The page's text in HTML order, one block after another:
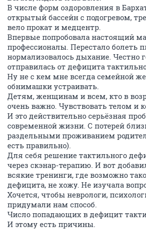
В числе форм оздоровления в
открытый бассейн с подогревом,
вело прокат и медцентр.
Впервые попробовала настоящий
профессионалы. Перестало болеть
нормализовалось дыхание. Честно
отправилась от дефицита
Ну не с кем мне всегда семейной
обнимашки устраивать.
Детям, женщинам и всем, кто в
очень важно. Чувствовать телом и
И это действительно серьёзная
современной жизни. С потерей
раздельными проживанием
есть правильно).
Для себя решение тактильного
через скэнар-терапию. И вот
всякие тренинги, где возможно
дефицита, не хожу. Не изучала
Хочется, чтобы неврологи,
придумали нам способ.
Число попадающих в дефицит
И этому есть причины.